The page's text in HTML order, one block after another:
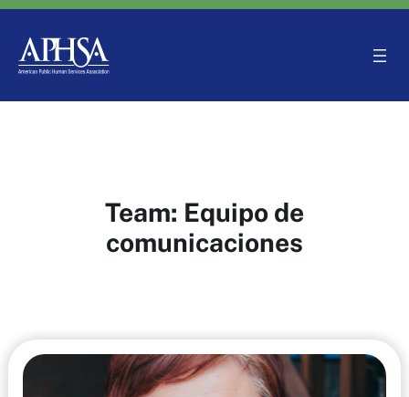
Saltar
contenido
Team: Equipo de
comunicaciones